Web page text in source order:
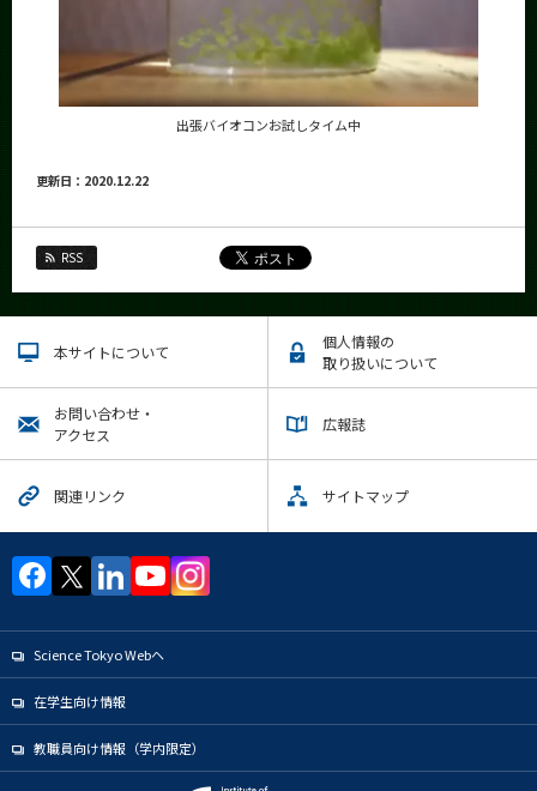
出張バイオコンお試しタイム中
更新日：2020.12.22
RSS
本サイトについて
個人情報の
取り扱いについて
お問い合わせ・
アクセス
広報誌
関連リンク サイトマップ
Science Tokyo Webヘ
在学生向け情報
教職員向け情報（学内限定）